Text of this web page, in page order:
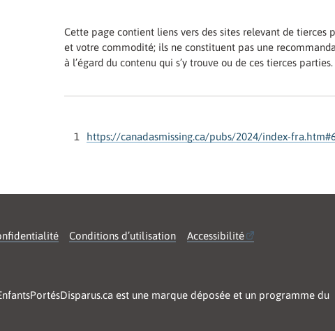
Cette page contient liens vers des sites relevant de
et votre commodité; ils ne constituent pas une
à l’égard du contenu qui s’y trouve ou de ces tierces parties.
1 https://canadasmissing.ca/pubs/2024/index-
Conditions d’utilisation Accessibilité
est une marque déposée et un programme du